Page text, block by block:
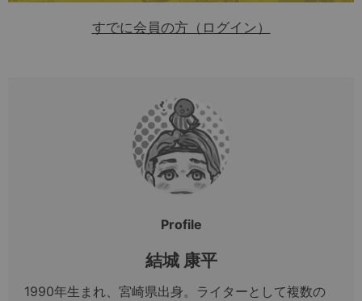
すでに会員の方（ログイン）
Profile
結城 康平
1990年生まれ、宮崎県出身。ライターとして複数の